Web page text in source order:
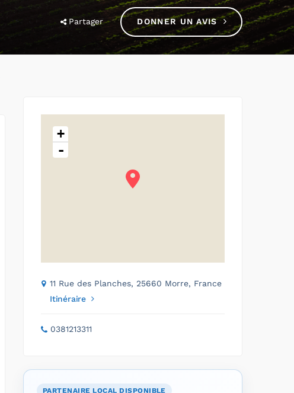
Partager DONNER UN AVIS
+
-
11 Rue des Planches, 25660 Morre, France
Itinéraire
0381213311
PARTENAIRE LOCAL DISPONIBLE